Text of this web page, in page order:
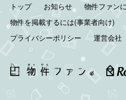
トップ お知らせ 物件ファン
物件を掲載するには(事業者向け)
プライバシーポリシー
運営会社